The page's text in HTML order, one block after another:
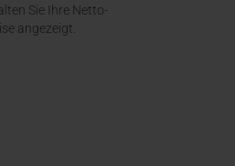
Sie Ihre Netto-
angezeigt.